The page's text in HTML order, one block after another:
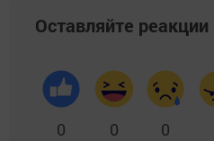
Оставляйте реакции
0 0 0